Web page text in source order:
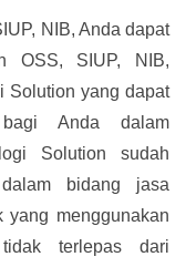
NIB, Anda dapat
OSS, SIUP, NIB,
Solution yang dapat
bagi Anda dalam
Solution sudah
bidang jasa
yang menggunakan
terlepas dari